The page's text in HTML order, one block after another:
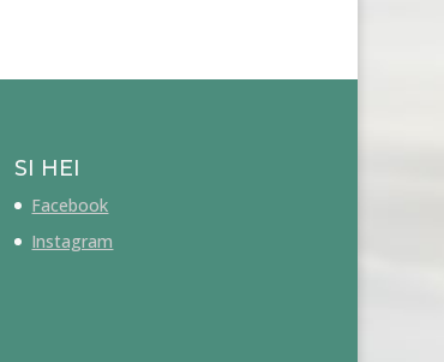
SI HEI
Facebook
Instagram